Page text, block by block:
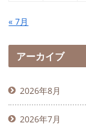
« 7月
アーカイブ
2026年8月
2026年7月